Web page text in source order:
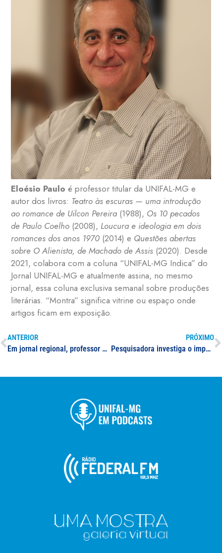
Eloésio Paulo é professor titular da UNIFAL-MG e
autor dos livros: Teatro às escuras — uma introdução
ao romance de Uilcon Pereira (1988), Os 10 pecados
de Paulo Coelho (2008), Loucura e ideologia em dois
romances dos anos 1970 (2014) e Questões abertas
sobre O Alienista, de Machado de Assis (2020). Desde
2021, colabora com a coluna “UNIFAL-MG Indica” do
Jornal UNIFAL-MG e atualmente assina, no mesmo
jornal, essa coluna exclusiva semanal sobre produções
literárias. “Montra” significa vitrine ou espaço onde
artigos ficam em exposição.
ANTERIOR
Em jornal regional, professor da UNIFAL-MG explica chuva de granizo ocorrida na região sul de Minas
PRÓXIMO
Pesquisadora investiga o impacto da Lei de Cotas na mudança do perfil de ingressantes em universidades e identifica vivências transformadoras de estudantes cotistas e não cotistas